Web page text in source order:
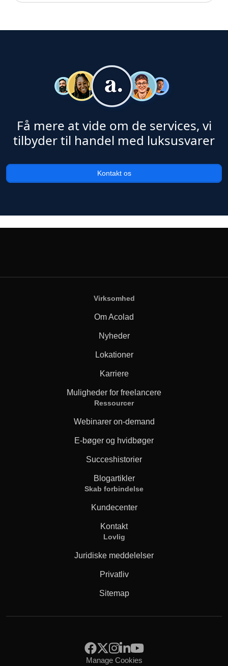
Få mere at vide om de services, vi
tilbyder til handel med luksusvarer
Kontakt os
Virksomhed
Om Acolad
Nyheder
Lokationer
Karriere
Muligheder for freelancere
Ressourcer
Webinarer on-demand
E-bøger og hvidbøger
Succeshistorier
Blogartikler
Skab forbindelse
Kundecenter
Kontakt
Lovlig
Juridiske meddelelser
Privatliv
Sitemap
Manage Cookies